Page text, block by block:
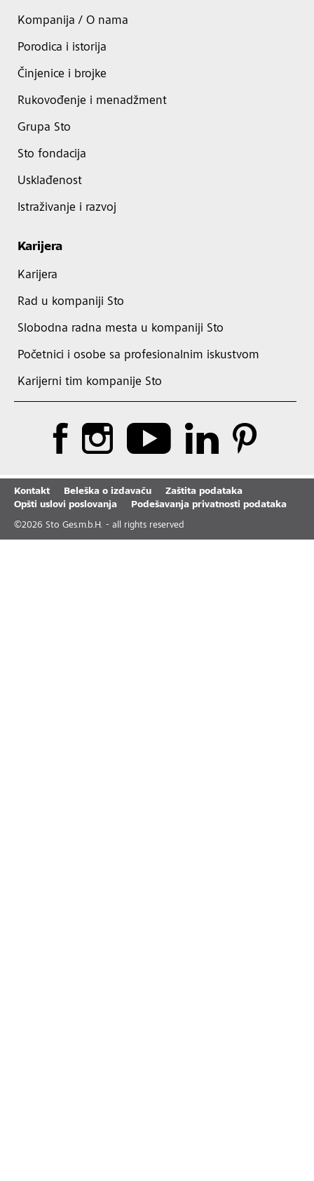
Kompanija / O nama
Porodica i istorija
Činjenice i brojke
Rukovođenje i menadžment
Grupa Sto
Sto fondacija
Usklađenost
Istraživanje i razvoj
Karijera
Karijera
Rad u kompaniji Sto
Slobodna radna mesta u kompaniji Sto
Početnici i osobe sa profesionalnim iskustvom
Karijerni tim kompanije Sto
Kontakt Beleška o izdavaču
Zaštita podataka
Opšti uslovi poslovanja
Podešavanja privatnosti podataka
©2026 Sto Ges.m.b.H. - all rights reserved